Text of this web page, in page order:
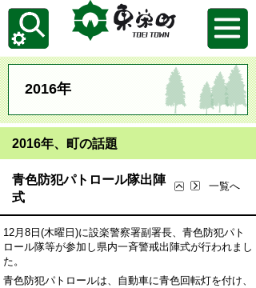
2016年
2016年、町の話題
青色防犯パトロール隊出陣
式
一覧へ
12月8日(木曜日)に設楽警察署副署長、青色防犯パト
ロール隊等が参加し県内一斉警戒出陣式が行われまし
た。
青色防犯パトロールは、自動車に青色回転灯を付け、